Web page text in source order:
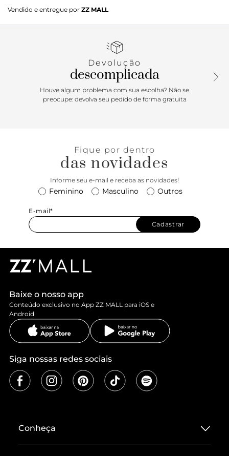
traz a sofisticação do couro metalizado em uma
construção minimalista. Pequena, mas com ótimo espaço
com bolso interno, alça tiracolo com ajuste e fechamento
55cm | Largura da alça tiracolo: 1,5cm
Vendido e entregue por ZZ MALL
Devolução
descomplicada
Houve algum problema com sua escolha? Não se
preocupe: devolva seu pedido de forma gratuita
Fique por dentro
das novidades
Informe seu e-mail e receba as novidades!
Feminino Masculino Outros
E-mail*
Cadastrar
Baixe o nosso app
Conteúdo exclusivo no App ZZ MALL para iOS e
Android
Siga nossas redes sociais
Conheça